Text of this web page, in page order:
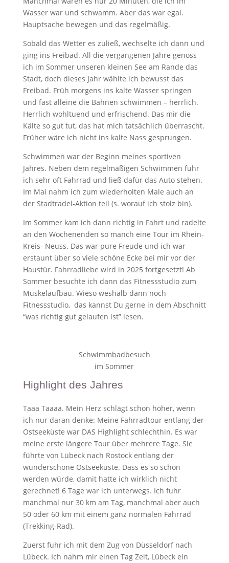
Wasser war und schwamm. Aber das war egal.
Hauptsache bewegen und das regelmäßig.
Sobald das Wetter es zuließ, wechselte ich dann und
ging ins Freibad. All die vergangenen Jahre genoss
ich im Sommer unseren kleinen See am Rande das
Stadt, doch dieses Jahr wählte ich bewusst das
Freibad. Früh morgens ins kalte Wasser springen
und fast alleine die Bahnen schwimmen – herrlich.
Herrlich wohltuend und erfrischend. Das mir die
Kälte so gut tut, das hat mich tatsächlich überrascht.
Früher wäre ich nicht ins kalte Nass gesprungen.
Schwimmen war der Beginn meines sportiven
Jahres. Neben dem regelmäßigen Schwimmen fuhr
ich sehr oft Fahrrad und ließ dafür das Auto stehen.
Im Mai nahm ich zum wiederholten Male auch an
der Stadtradel-Aktion teil (s. worauf ich stolz bin).
Im Sommer kam ich dann richtig in Fahrt und radelte
an den Wochenenden so manch eine Tour im Rhein-
Kreis- Neuss. Das war pure Freude und ich war
erstaunt über so viele schöne Ecke bei mir vor der
Haustür. Fahrradliebe wird in 2025 fortgesetzt! Ab
Sommer besuchte ich dann das Fitnessstudio zum
Muskelaufbau. Wieso weshalb dann noch
Fitnessstudio, das kannst Du gerne in dem Abschnitt
“was richtig gut gelaufen ist” lesen.
Schwimmbadbesuch
im Sommer
Highlight des Jahres
Taaa Taaaa. Mein Herz schlägt schon höher, wenn
ich nur daran denke: Meine Fahrradtour entlang der
Ostseeküste war DAS Highlight schlechthin. Es war
meine erste längere Tour über mehrere Tage. Sie
führte von Lübeck nach Rostock entlang der
wunderschöne Ostseeküste. Dass es so schön
werden würde, damit hatte ich wirklich nicht
gerechnet! 6 Tage war ich unterwegs. Ich fuhr
manchmal nur 30 km am Tag, manchmal aber auch
50 oder 60 km mit einem ganz normalen Fahrrad
(Trekking-Rad).
Zuerst fuhr ich mit dem Zug von Düsseldorf nach
Lübeck. Ich nahm mir einen Tag Zeit, Lübeck ein